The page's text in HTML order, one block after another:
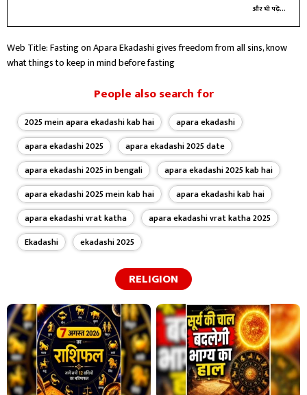
और भी पढ़ें...
Web Title: Fasting on Apara Ekadashi gives freedom from all sins, know
what things to keep in mind before fasting
People also search for
2025 mein apara ekadashi kab hai
apara ekadashi
apara ekadashi 2025
apara ekadashi 2025 date
apara ekadashi 2025 in bengali
apara ekadashi 2025 kab hai
apara ekadashi 2025 mein kab hai
apara ekadashi kab hai
apara ekadashi vrat katha
apara ekadashi vrat katha 2025
Ekadashi
ekadashi 2025
RELIGION